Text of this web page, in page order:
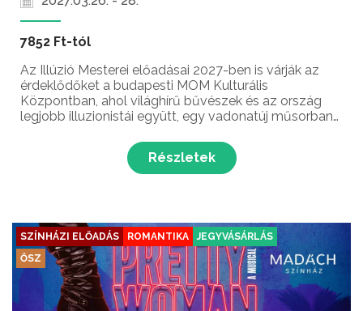
7852 Ft-tól
Az Illúzió Mesterei előadásai 2027-ben is várják az
érdeklődőket a budapesti MOM Kulturális
Központban, ahol világhírű bűvészek és az ország
legjobb illuzionistái együtt, egy vadonatúj műsorban
Peking, Dubai, Las Vegas, Monte Carlo és Tokió után
Részletek
SZÍNHÁZI ELŐADÁS ROMANTIKA
JEGYVÁSÁRLÁS
ŐSZ